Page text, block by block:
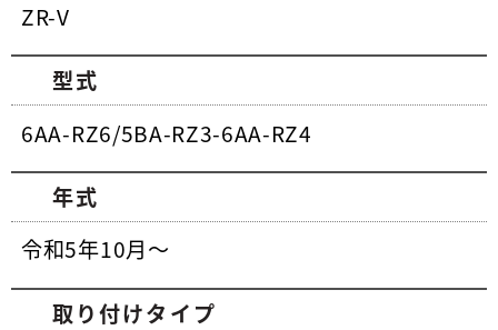
ZR-V
型式
6AA-RZ6/5BA-RZ3-6AA-RZ4
年式
令和5年10月～
取り付けタイプ